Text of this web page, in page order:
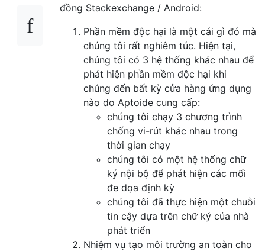
đồng Stackexchange / Android:
Phần mềm độc hại là một cái gì đó mà
chúng tôi rất nghiêm túc. Hiện tại,
chúng tôi có 3 hệ thống khác nhau để
phát hiện phần mềm độc hại khi
chúng đến bất kỳ cửa hàng ứng dụng
nào do Aptoide cung cấp:
chúng tôi chạy 3 chương trình
chống vi-rút khác nhau trong
thời gian chạy
chúng tôi có một hệ thống chữ
ký nội bộ để phát hiện các mối
đe dọa định kỳ
chúng tôi đã thực hiện một chuỗi
tin cậy dựa trên chữ ký của nhà
phát triển
Nhiệm vụ tạo môi trường an toàn cho